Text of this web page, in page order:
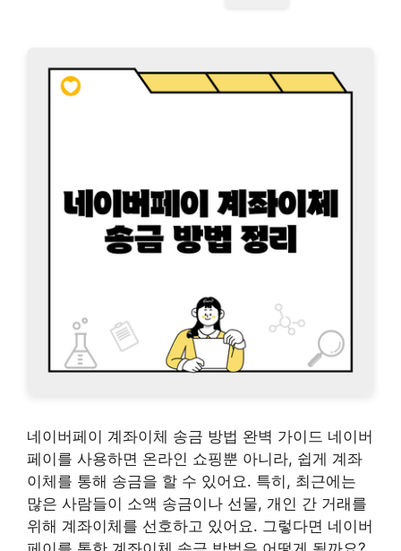
네이버페이 계좌이체 송금 방법 완벽 가이드 네이버
페이를 사용하면 온라인 쇼핑뿐 아니라, 쉽게 계좌
이체를 통해 송금을 할 수 있어요. 특히, 최근에는
많은 사람들이 소액 송금이나 선물, 개인 간 거래를
위해 계좌이체를 선호하고 있어요. 그렇다면 네이버